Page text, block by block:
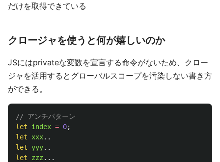
だけを取得できている
クロージャを使うと何が嬉しいのか
JSにはprivateな変数を宣言する命令がないため、クロー
ジャを活用するとグローバルスコープを汚染しない書き方
ができる。
// アンチパターン
let
index = 0;
let
xxx..
let
yyy..
let
zzz ...